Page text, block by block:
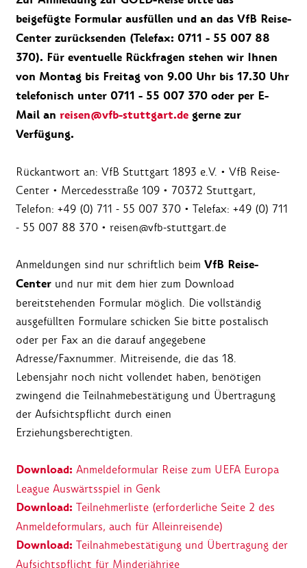
beigefügte Formular ausfüllen und an das VfB Reise-
Center zurücksenden (Telefax: 0711 - 55 007 88
370). Für eventuelle Rückfragen stehen wir Ihnen
von Montag bis Freitag von 9.00 Uhr bis 17.30 Uhr
telefonisch unter 0711 - 55 007 370 oder per E-
Mail an reisen@vfb-stuttgart.de gerne zur
Verfügung.
Rückantwort an: VfB Stuttgart 1893 e.V. • VfB Reise-
Center • Mercedesstraße 109 • 70372 Stuttgart,
Telefon: +49 (0) 711 - 55 007 370 • Telefax: +49 (0) 711
- 55 007 88 370 • reisen@vfb-stuttgart.de
Anmeldungen sind nur schriftlich beim VfB Reise-
Center und nur mit dem hier zum Download
bereitstehenden Formular möglich. Die vollständig
ausgefüllten Formulare schicken Sie bitte postalisch
oder per Fax an die darauf angegebene
Adresse/Faxnummer. Mitreisende, die das 18.
Lebensjahr noch nicht vollendet haben, benötigen
zwingend die Teilnahmebestätigung und Übertragung
der Aufsichtspflicht durch einen
Erziehungsberechtigten.
Download: Anmeldeformular Reise zum UEFA Europa
League Auswärtsspiel in Genk
Download: Teilnehmerliste (erforderliche Seite 2 des
Anmeldeformulars, auch für Alleinreisende)
Download: Teilnahmebestätigung und Übertragung der
Aufsichtspflicht für Minderjährige